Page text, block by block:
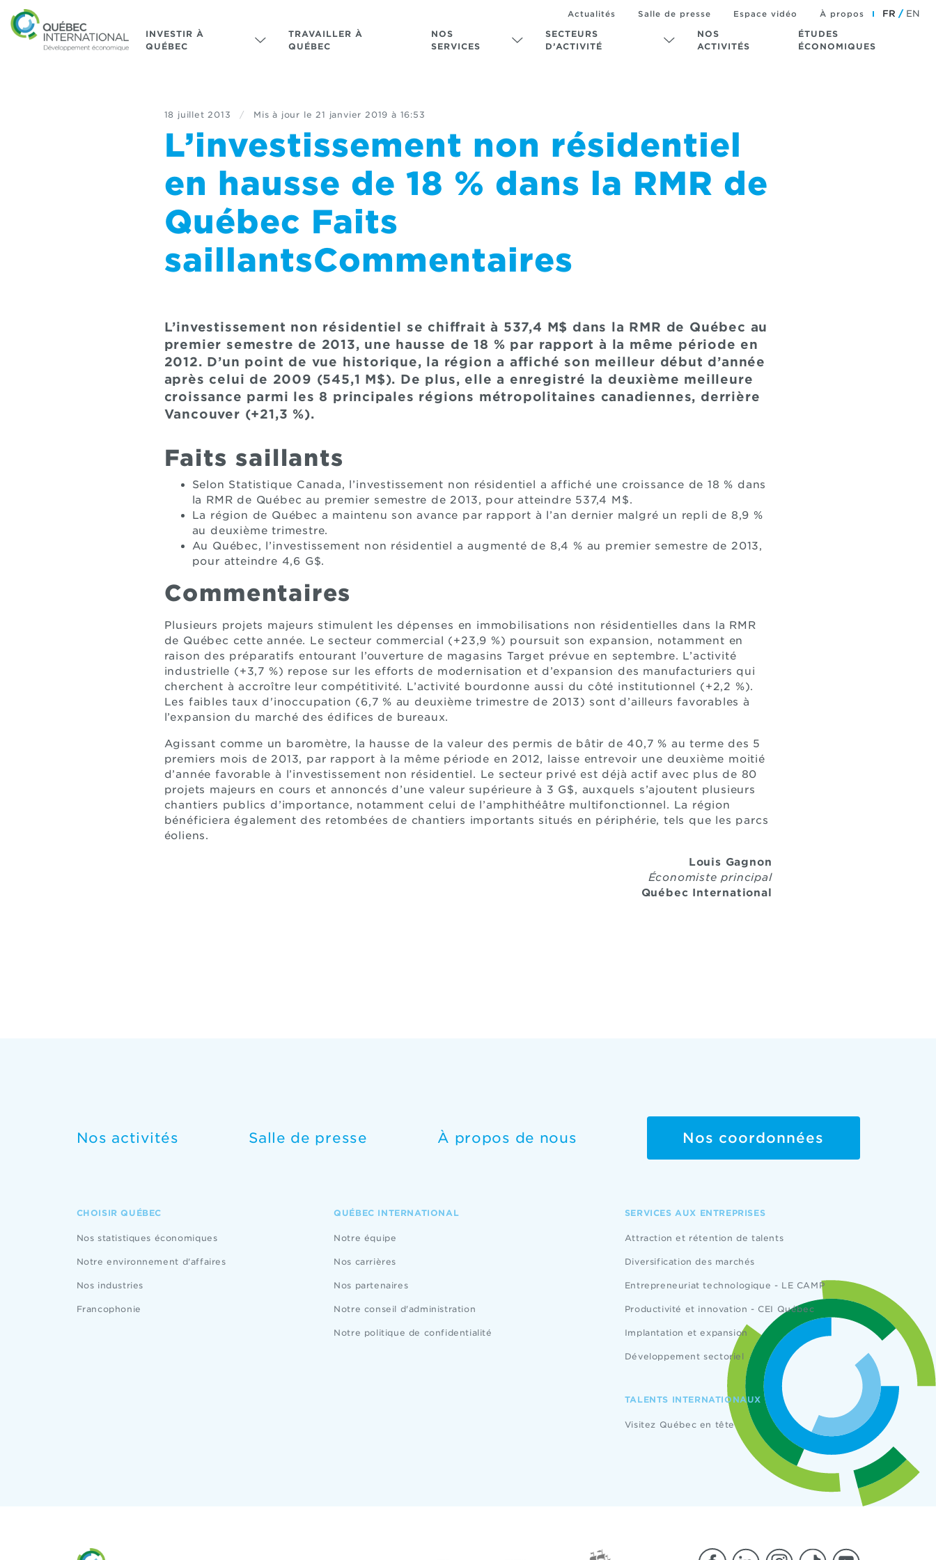
INVESTIR À
QUÉBEC
TRAVAILLER À
QUÉBEC
NOS
SERVICES
SECTEURS
D’ACTIVITÉ
NOS
ACTIVITÉS
ÉTUDES
ÉCONOMIQUES
Actualités Salle de presse Espace vidéo À propos FR EN
18 juillet 2013 / Mis à jour le 21 janvier 2019 à 16:53
L’investissement non résidentiel
en hausse de 18 % dans la RMR de
Québec Faits
saillantsCommentaires
L’investissement non résidentiel se chiffrait à 537,4 M$ dans la RMR de Québec au
premier semestre de 2013, une hausse de 18 % par rapport à la même période en
2012. D’un point de vue historique, la région a affiché son meilleur début d’année
après celui de 2009 (545,1 M$). De plus, elle a enregistré la deuxième meilleure
croissance parmi les 8 principales régions métropolitaines canadiennes, derrière
Vancouver (+21,3 %).
Faits saillants
Selon Statistique Canada, l’investissement non résidentiel a affiché une croissance de 18 % dans
la RMR de Québec au premier semestre de 2013, pour atteindre 537,4 M$.
La région de Québec a maintenu son avance par rapport à l’an dernier malgré un repli de 8,9 %
au deuxième trimestre.
Au Québec, l’investissement non résidentiel a augmenté de 8,4 % au premier semestre de 2013,
pour atteindre 4,6 G$.
Commentaires
Plusieurs projets majeurs stimulent les dépenses en immobilisations non résidentielles dans la RMR
de Québec cette année. Le secteur commercial (+23,9 %) poursuit son expansion, notamment en
raison des préparatifs entourant l’ouverture de magasins Target prévue en septembre. L’activité
industrielle (+3,7 %) repose sur les efforts de modernisation et d’expansion des manufacturiers qui
cherchent à accroître leur compétitivité. L’activité bourdonne aussi du côté institutionnel (+2,2 %).
Les faibles taux d'inoccupation (6,7 % au deuxième trimestre de 2013) sont d’ailleurs favorables à
l’expansion du marché des édifices de bureaux.
Agissant comme un baromètre, la hausse de la valeur des permis de bâtir de 40,7 % au terme des 5
premiers mois de 2013, par rapport à la même période en 2012, laisse entrevoir une deuxième moitié
d’année favorable à l’investissement non résidentiel. Le secteur privé est déjà actif avec plus de 80
projets majeurs en cours et annoncés d’une valeur supérieure à 3 G$, auxquels s’ajoutent plusieurs
chantiers publics d’importance, notamment celui de l’amphithéâtre multifonctionnel. La région
bénéficiera également des retombées de chantiers importants situés en périphérie, tels que les parcs
éoliens.
Louis Gagnon
Économiste principal
Québec International
Nos activités Salle de presse À propos de nous Nos coordonnées
CHOISIR QUÉBEC
Nos statistiques économiques
Notre environnement d'affaires
Nos industries
Francophonie
QUÉBEC INTERNATIONAL
Notre équipe
Nos carrières
Nos partenaires
Notre conseil d'administration
Notre politique de confidentialité
SERVICES AUX ENTREPRISES
Attraction et rétention de talents
Diversification des marchés
Entrepreneuriat technologique - LE CAMP
Productivité et innovation - CEI Québec
Implantation et expansion
Développement sectoriel
TALENTS INTERNATIONAUX
Visitez Québec en tête